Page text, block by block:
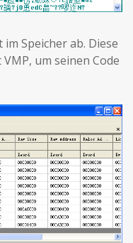
Speicher ab. Diese
um seinen Code